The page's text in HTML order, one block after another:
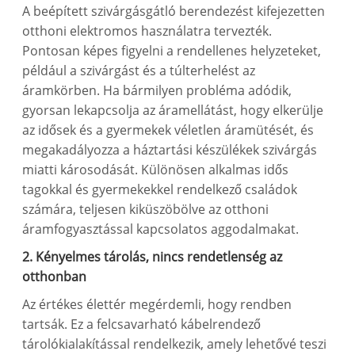
A beépített szivárgásgátló berendezést kifejezetten
otthoni elektromos használatra tervezték.
Pontosan képes figyelni a rendellenes helyzeteket,
például a szivárgást és a túlterhelést az
áramkörben. Ha bármilyen probléma adódik,
gyorsan lekapcsolja az áramellátást, hogy elkerülje
az idősek és a gyermekek véletlen áramütését, és
megakadályozza a háztartási készülékek szivárgás
miatti károsodását. Különösen alkalmas idős
tagokkal és gyermekekkel rendelkező családok
számára, teljesen kiküszöbölve az otthoni
áramfogyasztással kapcsolatos aggodalmakat.
2. Kényelmes tárolás, nincs rendetlenség az
otthonban
Az értékes élettér megérdemli, hogy rendben
tartsák. Ez a felcsavarható kábelrendező
tárolókialakítással rendelkezik, amely lehetővé teszi